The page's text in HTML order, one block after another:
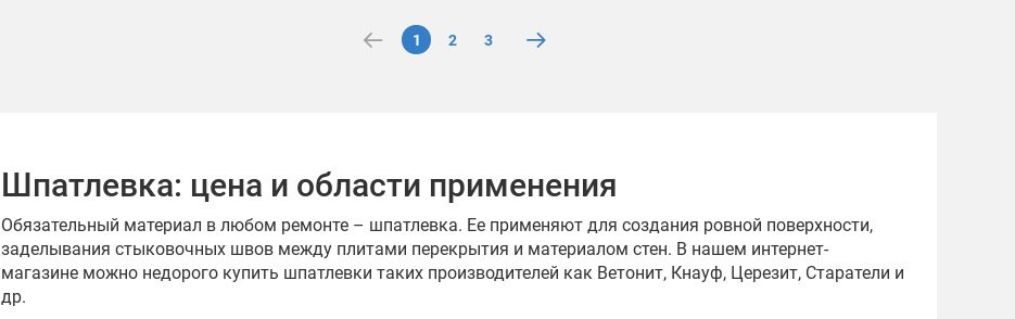
1 2 3
Шпатлевка: цена и области применения
Обязательный материал в любом ремонте – шпатлевка. Ее применяют для создания ровной поверхности,
заделывания стыковочных швов между плитами перекрытия и материалом стен. В нашем интернет-
магазине можно недорого купить шпатлевки таких производителей как Ветонит, Кнауф, Церезит, Старатели и
др.